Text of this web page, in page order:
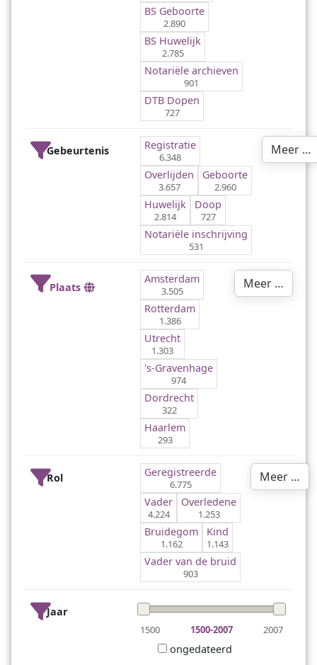
BS Geboorte
2.890
BS Huwelijk
2.785
Notariële archieven
901
DTB Dopen
727
Gebeurtenis Registratie
6.348
Overlijden
3.657
Geboorte
2.960
Huwelijk
2.814
Doop
727
Notariële inschrijving
531
Meer …
Plaats
Amsterdam
3.505
Rotterdam
1.386
Utrecht
1.303
's-Gravenhage
974
Dordrecht
322
Haarlem
293
Meer …
Rol Geregistreerde
6.775
Vader
4.224
Overledene
1.253
Bruidegom
1.162
Kind
1.143
Vader van de bruid
903
Meer …
Jaar
1500 2007
1500-2007
ongedateerd